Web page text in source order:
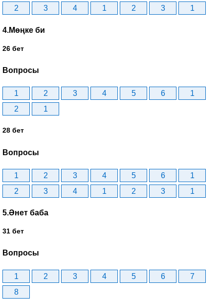
2 3 4 1 2 3 1
4.Мөңке би
26 бет
Вопросы
1 2 3 4 5 6
1
2
1
28 бет
Вопросы
1 2 3 4 5 6
1
2
3 4 1 2 3 1
5.Әнет баба
31 бет
Вопросы
1 2 3 4 5 6
7
8